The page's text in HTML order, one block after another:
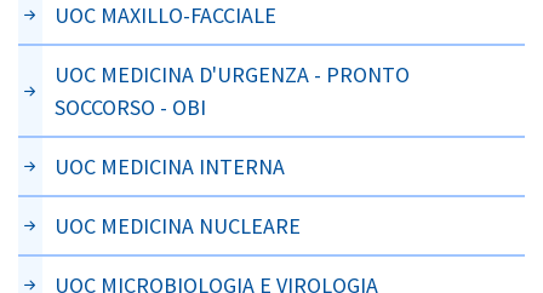
UOC MAXILLO-FACCIALE
UOC MEDICINA D'URGENZA - PRONTO
SOCCORSO - OBI
UOC MEDICINA INTERNA
UOC MEDICINA NUCLEARE
UOC MICROBIOLOGIA E VIROLOGIA